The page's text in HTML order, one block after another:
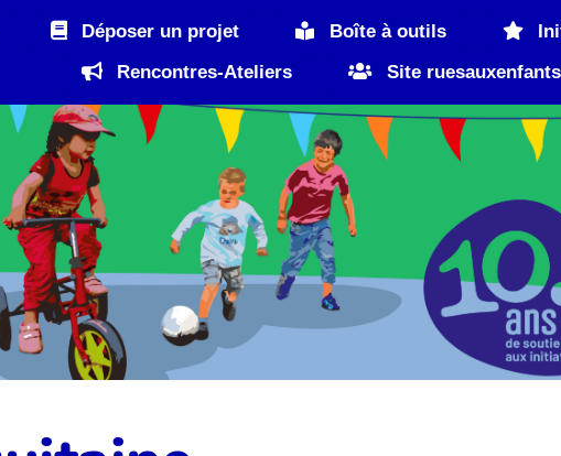
Déposer un projet Boîte à outils
Rencontres-Ateliers
Site